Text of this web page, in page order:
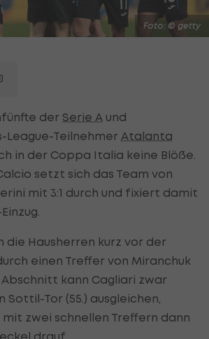
Foto: © getty
der Serie A und
League-Teilnehmer Atalanta
in der Coppa Italia keine Blöße.
setzt sich das Team von
mit 3:1 durch und fixiert damit
die Hausherren kurz vor der
einen Treffer von Miranchuk
Abschnitt kann Cagliari zwar
Tor (55.) ausgleichen,
zwei schnellen Treffern dann
drauf.